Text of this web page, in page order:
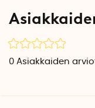
0 Asiakkaiden